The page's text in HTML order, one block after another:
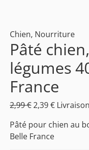
Chien, Nourriture
Pâté
légumes
France
2,99€2,39€
Pâté pour chien au
Belle France